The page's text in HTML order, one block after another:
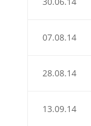
07.08.14
28.08.14
13.09.14